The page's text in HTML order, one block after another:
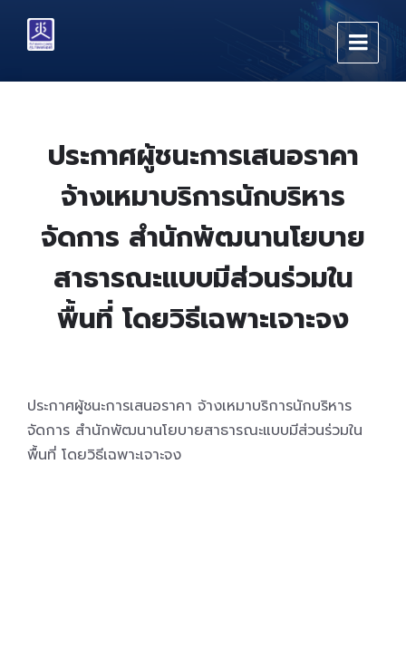
content
main
footer
ประกาศผู้ชนะการเสนอราคา
จ้างเหมาบริการนักบริหาร
จัดการ สำนักพัฒนานโยบาย
สาธารณะแบบมีส่วนร่วมใน
พื้นที่ โดยวิธีเฉพาะเจาะจง
ประกาศผู้ชนะการเสนอราคา จ้างเหมาบริการนักบริหาร
จัดการ สำนักพัฒนานโยบายสาธารณะแบบมีส่วนร่วมใน
พื้นที่ โดยวิธีเฉพาะเจาะจง